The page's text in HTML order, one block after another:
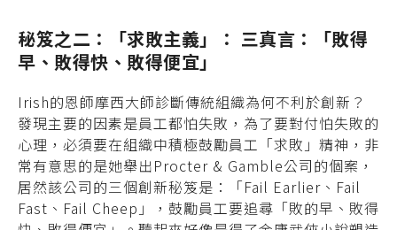
秘笈之二：「求敗主義」： 三真言：「敗得
早、敗得快、敗得便宜」
Irish的恩師摩西大師診斷傳統組織為何不利於創新？
發現主要的因素是員工都怕失敗，為了要對付怕失敗的
心理，必須要在組織中積極鼓勵員工「求敗」精神，非
常有意思的是她舉出Procter & Gamble公司的個案，
居然該公司的三個創新秘笈是：「Fail Earlier、Fail
Fast、Fail Cheep」，鼓勵員工要追尋「敗的早、敗得